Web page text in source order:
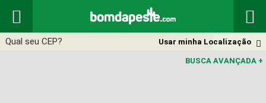
 

Usar minha Localização
BUSCA AVANÇADA +